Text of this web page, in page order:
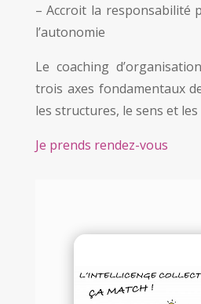
– Accroit la responsabilité
l’autonomie
Le coaching
trois axes fondamentaux
les structures, le sens et les
Je prends rendez-vous